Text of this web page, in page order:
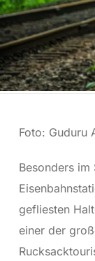
Foto: Guduru
Besonders im
gefliesten
einer der